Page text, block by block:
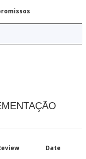
Date